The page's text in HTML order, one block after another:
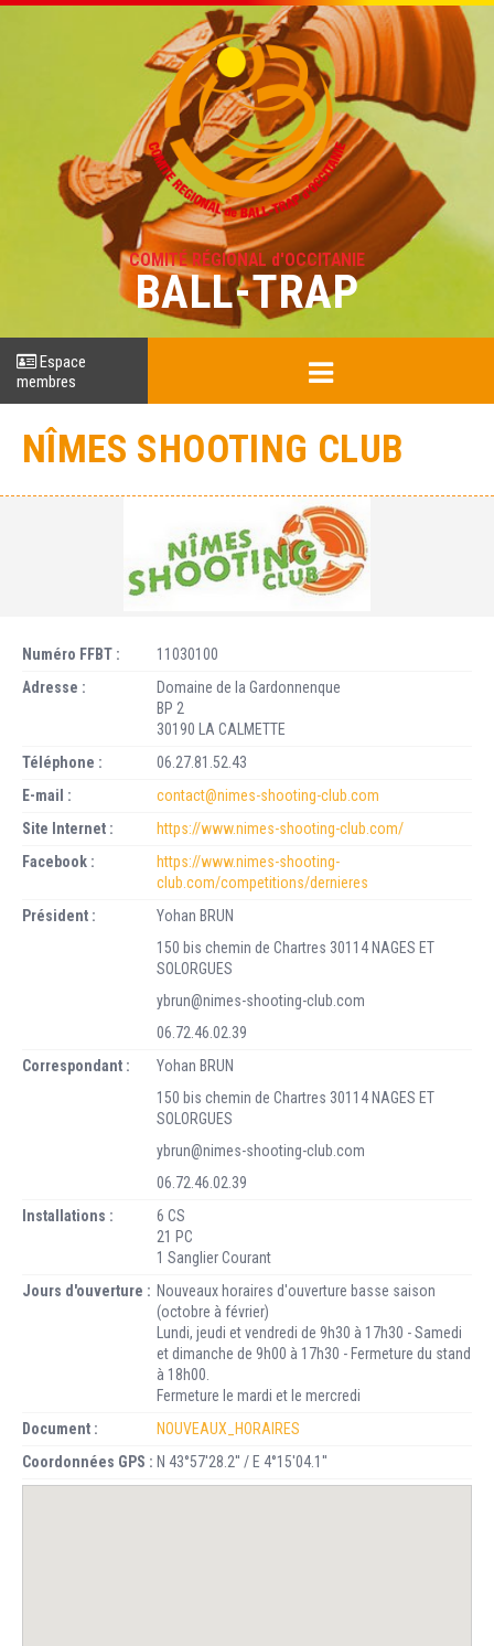
COMITÉ RÉGIONAL d'OCCITANIE
BALL-TRAP
Espace
membres
NÎMES SHOOTING CLUB
Numéro FFBT :
11030100
Adresse :
Domaine de la Gardonnenque
BP 2
30190 LA CALMETTE
Téléphone :
06.27.81.52.43
E-mail :
contact@nimes-shooting-club.com
Site Internet :
https://www.nimes-shooting-club.com/
Facebook :
https://www.nimes-shooting-
club.com/competitions/dernieres
Président :
Yohan BRUN
150 bis chemin de Chartres 30114 NAGES ET
SOLORGUES
ybrun@nimes-shooting-club.com
06.72.46.02.39
Correspondant :
Yohan BRUN
150 bis chemin de Chartres 30114 NAGES ET
SOLORGUES
ybrun@nimes-shooting-club.com
06.72.46.02.39
Installations :
6 CS
21 PC
1 Sanglier Courant
Jours d'ouverture : Nouveaux horaires d'ouverture basse saison
(octobre à février)
Lundi, jeudi et vendredi de 9h30 à 17h30 - Samedi
et dimanche de 9h00 à 17h30 - Fermeture du stand
à 18h00.
Fermeture le mardi et le mercredi
Document :
NOUVEAUX_HORAIRES
Coordonnées GPS : N 43°57'28.2'' / E 4°15'04.1''